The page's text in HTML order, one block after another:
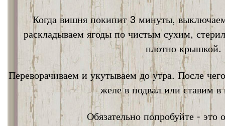
Когда вишня покипит 3 минуты,
раскладываем ягоды по чистым сухим,
плотно крышкой.
Переворачиваем и укутываем до утра. После
желе в подвал или ставим в
Обязательно попробуйте - это